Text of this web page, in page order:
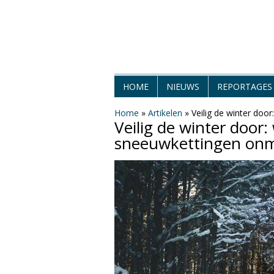
H
e
t
W
e
e
r
M
HOME NIEUWS
Home » Artikelen » Veilig de winter
Veilig de winter door:
sneeuwkettingen